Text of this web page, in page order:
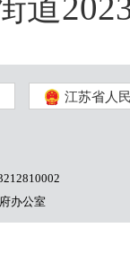
江苏省人
办公室